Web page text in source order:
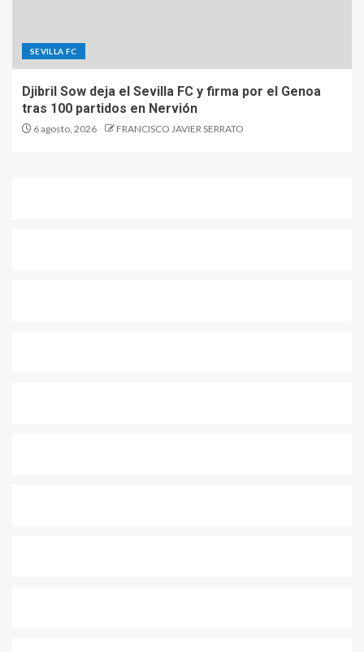
SEVILLA FC
Djibril Sow deja el Sevilla FC y firma por el Genoa
tras 100 partidos en Nervión
6 agosto, 2026 FRANCISCO JAVIER SERRATO